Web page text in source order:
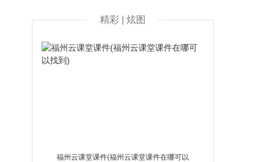
精彩 | 炫图
福州云课堂课件(福州云课堂课件在哪可以